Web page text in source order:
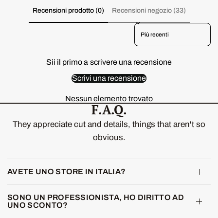
di più per sbloccare
Yummy Skin Lift & Flex Concealer Card
GRATUITO
€69.00di più per sbloccare
Recensioni prodotto (0) Recensioni negozio (33)
Sort reviews by
Sii il primo a scrivere una recensione
Scrivi una recensione
Nessun elemento trovato
F.A.Q.
They appreciate cut and details, things that aren't so
obvious.
AVETE UNO STORE IN ITALIA?
SONO UN PROFESSIONISTA, HO DIRITTO AD
UNO SCONTO?